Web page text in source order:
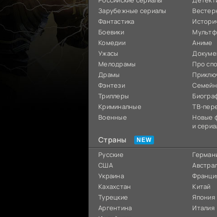
Зарубежные сериалы
Фантастика
Боевики
Комедии
Ужасы
Мелодрамы
Драмы
Фэнтези
Триллеры
Криминалные
Военные
Аниме
Про
ТВ-
Новые
и
Страны
Русские
США
Украина
Кахахстан
Турецкие
Аргентина
Китай
Япония
Италия